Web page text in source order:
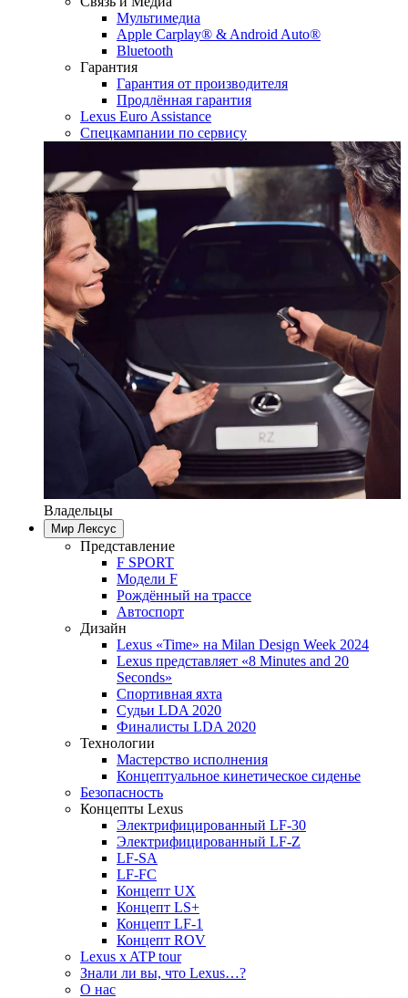
Мультимедиа
Apple Carplay® & Android Auto®
Bluetooth
Гарантия
Гарантия от производителя
Продлённая гарантия
Lexus Euro Assistance
Спецкампании по сервису
Владельцы
Мир Лексус
Представление
F SPORT
Модели F
Рождённый на трассе
Автоспорт
Дизайн
Lexus «Time» на Milan Design Week 2024
Lexus представляет «8 Minutes and 20
Seconds»
Спортивная яхта
Судьи LDA 2020
Финалисты LDA 2020
Технологии
Мастерство исполнения
Концептуальное кинетическое сиденье
Безопасность
Концепты Lexus
Электрифицированный LF-30
Электрифицированный LF-Z
LF-SA
LF-FC
Концепт UX
Концепт LS+
Концепт LF-1
Концепт ROV
Lexus x ATP tour
Знали ли вы, что Lexus…?
О нас